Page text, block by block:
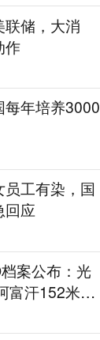
储，大消
作
每年培养3000
工有染，国
回应
案公布：光
富汗152米三